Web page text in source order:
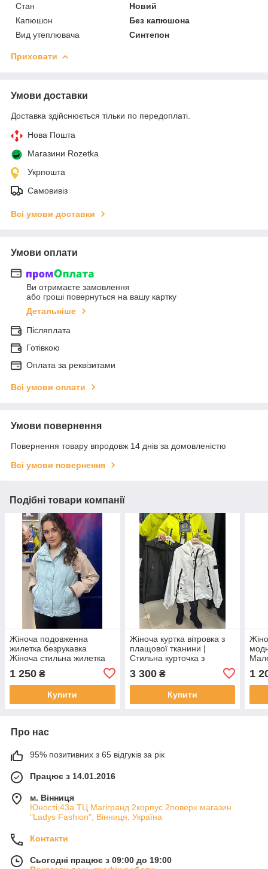
Стан
Новий
Капюшон
Без капюшона
Вид утеплювача
Синтепон
Приховати
Умови доставки
Доставка здійснюється тільки по передоплаті.
Нова Пошта
Магазини Rozetka
Укрпошта
Самовивіз
Всі умови доставки
Умови оплати
Ви отримаєте замовлення
або гроші повернуться на вашу картку
Детальніше
Післяплата
Готівкою
Оплата за реквізитами
Всі умови оплати
Умови повернення
Повернення товару впродовж 14 днів за домовленістю
Всі умови повернення
Подібні товари компанії
Жіноча подовженна
жилетка безрукавка
Жіноча стильна жилетка
плащівка на сінтепоні
1 250 ₴
Купити
Жіноча куртка вітровка з
плащової тканини |
Стильна курточка з
капюшоном | Розміри 42
52" кольору білий, чорний,
яблуко
3 300₴
Купити
1
Про нас
95% позитивних з 65 відгуків за рік
Працює з 14.01.2016
м. Вінниця
Юності,43а ТЦ Магігранд 2корпус 2поверх магазин
"Ladys Fashion", Вінниця, Україна
Контакти
Сьогодні працює з 09:00 до 19:00